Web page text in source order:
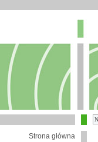
Strona główna